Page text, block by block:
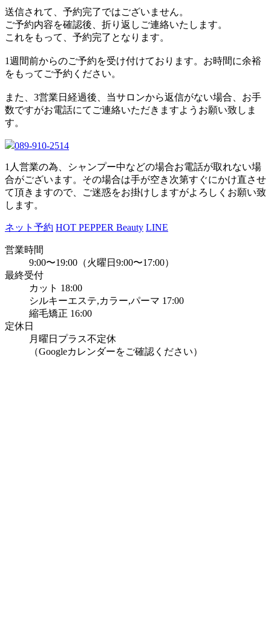
送信されて、予約完了ではございません。
ご予約内容を確認後、折り返しご連絡いたします。
これをもって、予約完了となります。
1週間前からのご予約を受け付けております。お時間に余裕
をもってご予約ください。
また、3営業日経過後、当サロンから返信がない場合、お手
数ですがお電話にてご連絡いただきますようお願い致しま
す。
089-910-2514
1人営業の為、シャンプー中などの場合お電話が取れない場
合がございます。その場合は手が空き次第すぐにかけ直させ
て頂きますので、ご迷惑をお掛けしますがよろしくお願い致
します。
ネット予約 HOT PEPPER Beauty LINE
営業時間
9:00〜19:00（火曜日9:00〜17:00）
最終受付
カット 18:00
シルキーエステ,カラー,パーマ 17:00
縮毛矯正 16:00
定休日
月曜日プラス不定休
（Googleカレンダーをご確認ください）